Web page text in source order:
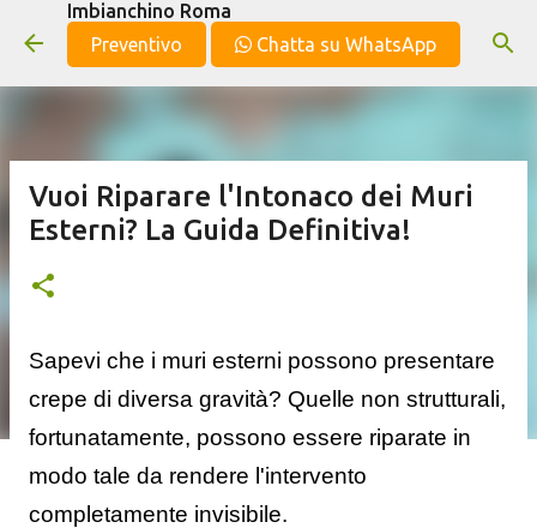
Passa ai contenuti principali
Imbianchino Roma
Preventivo
Chatta su WhatsApp
Vuoi Riparare l'Intonaco dei Muri
Esterni? La Guida Definitiva!
Sapevi che i muri esterni possono presentare
crepe di diversa gravità? Quelle non strutturali,
fortunatamente, possono essere riparate in
modo tale da rendere l'intervento
completamente invisibile.